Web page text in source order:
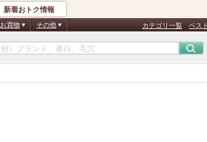
新着おトク情報
お買物 その他 カテゴリ一覧 ベス